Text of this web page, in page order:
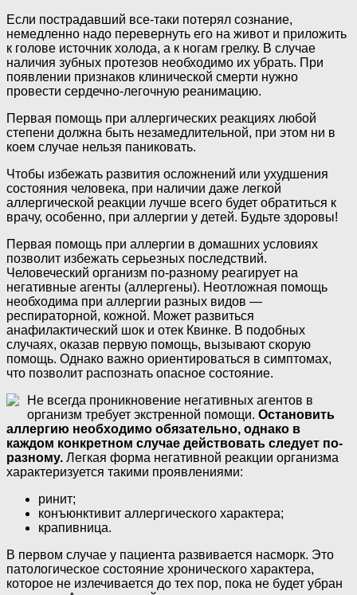
Если пострадавший все-таки потерял сознание,
немедленно надо перевернуть его на живот и приложить
к голове источник холода, а к ногам грелку. В случае
наличия зубных протезов необходимо их убрать. При
появлении признаков клинической смерти нужно
провести сердечно-легочную реанимацию.
Первая помощь при аллергических реакциях любой
степени должна быть незамедлительной, при этом ни в
коем случае нельзя паниковать.
Чтобы избежать развития осложнений или ухудшения
состояния человека, при наличии даже легкой
аллергической реакции лучше всего будет обратиться к
врачу, особенно, при аллергии у детей. Будьте здоровы!
Первая помощь при аллергии в домашних условиях
позволит избежать серьезных последствий.
Человеческий организм по-разному реагирует на
негативные агенты (аллергены). Неотложная помощь
необходима при аллергии разных видов —
респираторной, кожной. Может развиться
анафилактический шок и отек Квинке. В подобных
случаях, оказав первую помощь, вызывают скорую
помощь. Однако важно ориентироваться в симптомах,
что позволит распознать опасное состояние.
Не всегда проникновение негативных агентов в
организм требует экстренной помощи. Остановить
аллергию необходимо обязательно, однако в
каждом конкретном случае действовать следует по-
разному. Легкая форма негативной реакции организма
характеризуется такими проявлениями:
ринит;
конъюнктивит аллергического характера;
крапивница.
В первом случае у пациента развивается насморк. Это
патологическое состояние хронического характера,
которое не излечивается до тех пор, пока не будет убран